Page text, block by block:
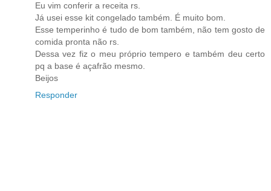
Eu vim conferir a receita rs.
Já usei esse kit congelado também. É muito bom.
Esse temperinho é tudo de bom também, não tem gosto de
comida pronta não rs.
Dessa vez fiz o meu próprio tempero e também deu certo
pq a base é açafrão mesmo.
Beijos
Responder